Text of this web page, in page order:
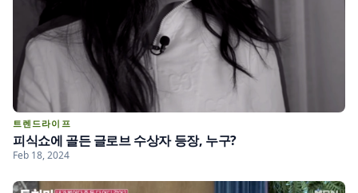
트렌드라이프
피식쇼에 골든 글로브 수상자 등장, 누구?
Feb 18, 2024